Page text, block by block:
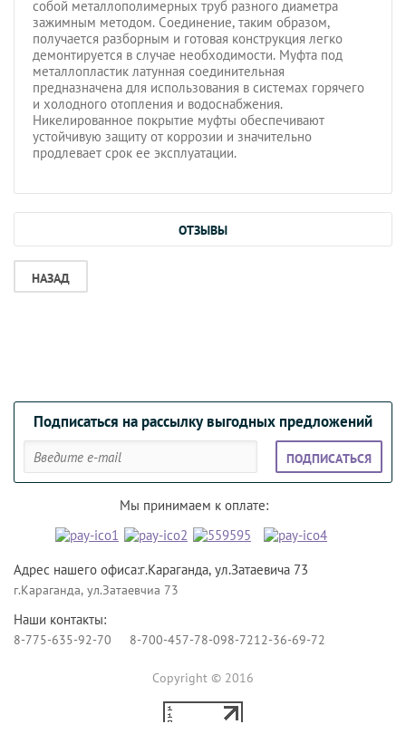
собой металлополимерных труб разного диаметра
зажимным методом. Соединение, таким образом,
получается разборным и готовая конструкция легко
демонтируется в случае необходимости. Муфта под
металлопластик латунная соединительная
предназначена для использования в системах горячего
и холодного отопления и водоснабжения.
Никелированное покрытие муфты обеспечивают
устойчивую защиту от коррозии и значительно
продлевает срок ее эксплуатации.
ОТЗЫВЫ
НАЗАД
Подписаться на рассылку выгодных предложений
ПОДПИСАТЬСЯ
Мы принимаем к оплате:
Адрес нашего офиса:г.Караганда, ул.Затаевича 73
г.Караганда, ул.Затаевчиа 73
Наши контакты:
8-775-635-92-70 8-700-457-78-098-7212-36-69-72
Copyright © 2016